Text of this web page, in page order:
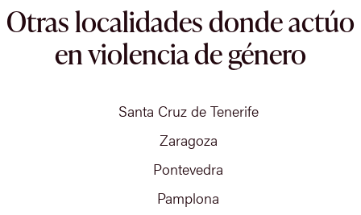
Otras localidades donde actúo
en violencia de género
Santa Cruz de Tenerife
Zaragoza
Pontevedra
Pamplona